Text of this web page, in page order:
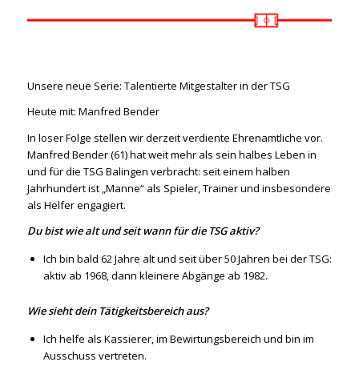
Unsere neue Serie: Talentierte Mitgestalter in der TSG
Heute mit: Manfred Bender
In loser Folge stellen wir derzeit verdiente Ehrenamtliche vor.
Manfred Bender (61) hat weit mehr als sein halbes Leben in
und für die TSG Balingen verbracht: seit einem halben
Jahrhundert ist „Manne“ als Spieler, Trainer und insbesondere
als Helfer engagiert.
Du bist wie alt und seit wann für die TSG aktiv?
Ich bin bald 62 Jahre alt und seit über 50 Jahren bei der TSG:
aktiv ab 1968, dann kleinere Abgänge ab 1982.
Wie sieht dein Tätigkeitsbereich aus?
Ich helfe als Kassierer, im Bewirtungsbereich und bin im
Ausschuss vertreten.